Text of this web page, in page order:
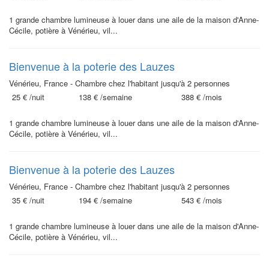
1 grande chambre lumineuse à louer dans une aile de la maison d'Anne-
Cécile, potière à Vénérieu, vil...
Bienvenue à la poterie des Lauzes
Vénérieu, France - Chambre chez l'habitant jusqu'à 2 personnes
25 € /nuit 138 € /semaine 388 € /mois
1 grande chambre lumineuse à louer dans une aile de la maison d'Anne-
Cécile, potière à Vénérieu, vil...
Bienvenue à la poterie des Lauzes
Vénérieu, France - Chambre chez l'habitant jusqu'à 2 personnes
35 € /nuit 194 € /semaine 543 € /mois
1 grande chambre lumineuse à louer dans une aile de la maison d'Anne-
Cécile, potière à Vénérieu, vil...